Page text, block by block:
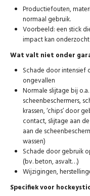
Productiefouten,
normaal gebruik.
Voorbeeld: een stick
impact kan
Wat valt niet onder
Schade door
ongevallen
Normale slijtage bij
scheenbeschermers,
krassen, ‘chips’ door
contact, slijtage aan
aan de
wassen)
Schade door gebruik
(bv. beton, asvalt…)
Wijzigingen,
Specifiek voor